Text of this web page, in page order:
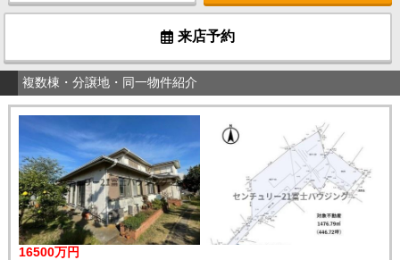
来店予約
複数棟・分譲地・同一物件紹介
16500万円